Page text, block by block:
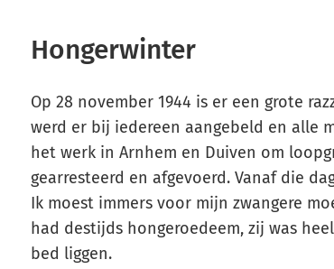
Hongerwinter
Op 28 november 1944 is er een grote
werd er bij iedereen aangebeld en alle
het werk in Arnhem en Duiven om
gearresteerd en afgevoerd. Vanaf die
Ik moest immers voor mijn zwangere
had destijds hongeroedeem, zij was
bed liggen.